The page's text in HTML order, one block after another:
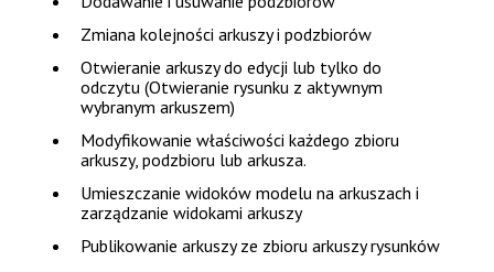
Zmiana kolejności arkuszy i podzbiorów
Otwieranie arkuszy do edycji lub tylko do
odczytu (Otwieranie rysunku z aktywnym
wybranym arkuszem)
Modyfikowanie właściwości każdego zbioru
arkuszy, podzbioru lub arkusza.
Umieszczanie widoków modelu na arkuszach i
zarządzanie widokami arkuszy
Publikowanie arkuszy ze zbioru arkuszy rysunków